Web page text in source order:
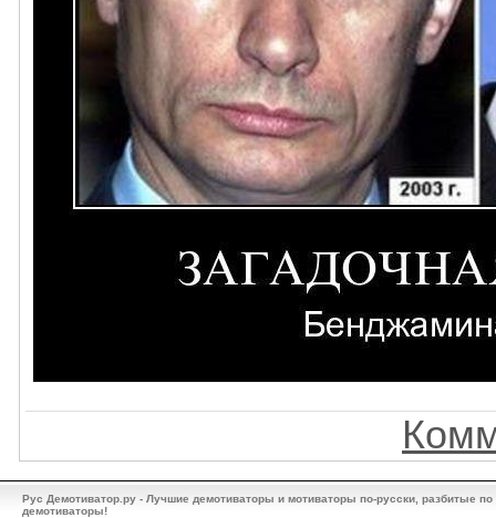
Рус Демотиватор.ру - Лучшие демотиваторы и мотиваторы по-русски, разбитые
демотиваторы!